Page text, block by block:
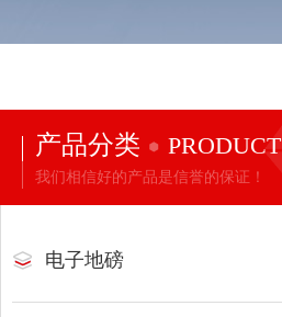
产品分类 PRODUCT
我们相信好的产品是信誉的保证！
电子地磅